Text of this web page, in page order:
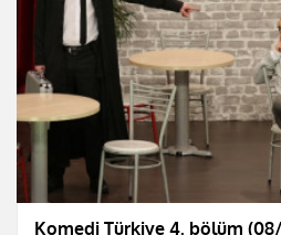
Komedi Türkiye 4. bölüm